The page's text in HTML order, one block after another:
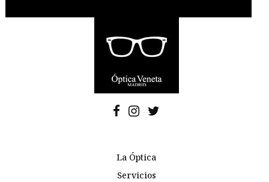
La Óptica
Servicios